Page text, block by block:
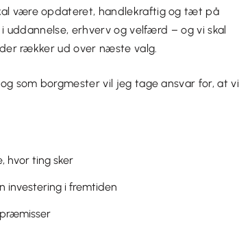
være opdateret, handlekraftig og tæt på
uddannelse, erhverv og velfærd – og vi skal
rækker ud over næste valg.
som borgmester vil jeg tage ansvar for, at vi
hvor ting sker
investering i fremtiden